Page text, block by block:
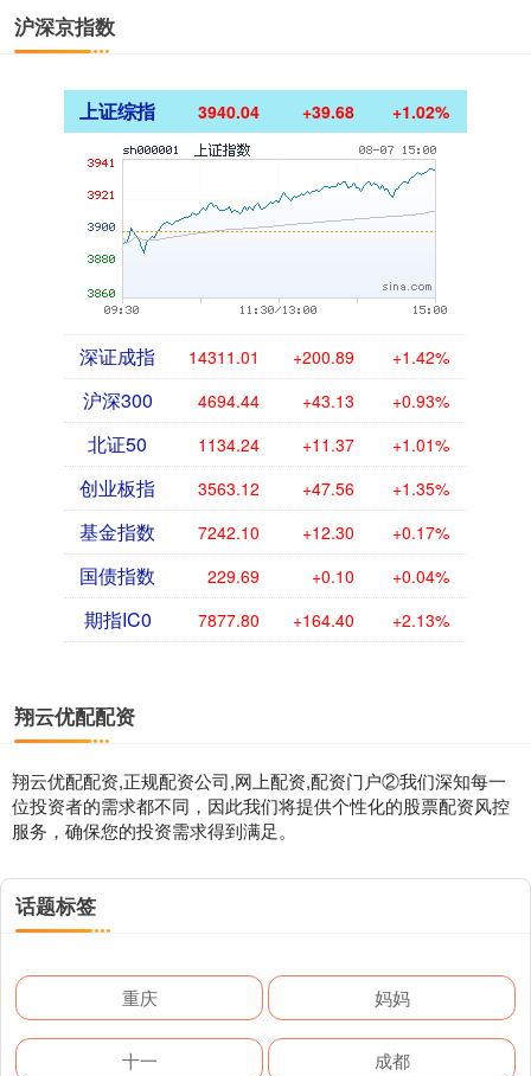
沪深京指数
上证综指 3940.04 +39.68 +1.02%
深证成指 14311.01 +200.89 +1.42%
沪深300 4694.44 +43.13 +0.93%
北证50 1134.24 +11.37 +1.01%
创业板指 3563.12 +47.56 +1.35%
基金指数 7242.10 +12.30 +0.17%
国债指数 229.69 +0.10 +0.04%
期指IC0 7877.80 +164.40 +2.13%
翔云优配配资
翔云优配配资,正规配资公司,网上配资,配资门户②我们深知每一
位投资者的需求都不同，因此我们将提供个性化的股票配资风控
服务，确保您的投资需求得到满足。
话题标签
重庆 妈妈
十一 成都